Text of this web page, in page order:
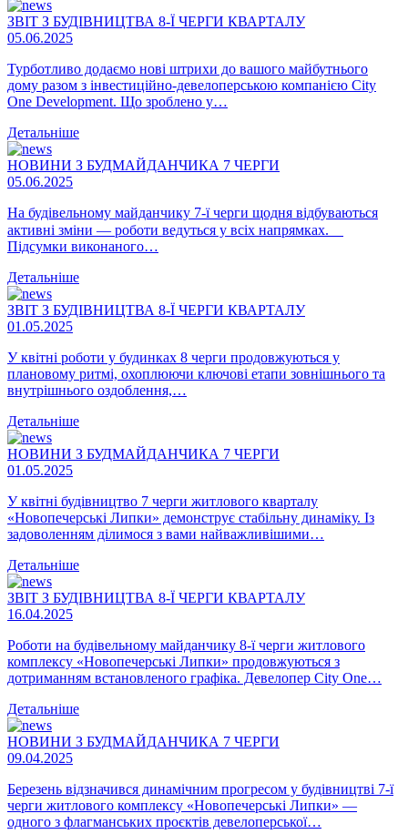
ЗВІТ З БУДІВНИЦТВА 8-Ї ЧЕРГИ КВАРТАЛУ
05.06.2025
Турботливо додаємо нові штрихи до вашого майбутнього
дому разом з інвестиційно-девелоперською компанією City
One Development. Що зроблено у…
Детальніше
НОВИНИ З БУДМАЙДАНЧИКА 7 ЧЕРГИ
05.06.2025
На будівельному майданчику 7-ї черги щодня відбуваються
активні зміни — роботи ведуться у всіх напрямках. ⠀
Підсумки виконаного…
Детальніше
ЗВІТ З БУДІВНИЦТВА 8-Ї ЧЕРГИ КВАРТАЛУ
01.05.2025
У квітні роботи у будинках 8 черги продовжуються у
плановому ритмі, охоплюючи ключові етапи зовнішнього та
внутрішнього оздоблення,…
Детальніше
НОВИНИ З БУДМАЙДАНЧИКА 7 ЧЕРГИ
01.05.2025
У квітні будівництво 7 черги житлового кварталу
«Новопечерські Липки» демонструє стабільну динаміку. Із
задоволенням ділимося з вами найважливішими…
Детальніше
ЗВІТ З БУДІВНИЦТВА 8-Ї ЧЕРГИ КВАРТАЛУ
16.04.2025
Роботи на будівельному майданчику 8-ї черги житлового
комплексу «Новопечерські Липки» продовжуються з
дотриманням встановленого графіка. Девелопер City One…
Детальніше
НОВИНИ З БУДМАЙДАНЧИКА 7 ЧЕРГИ
09.04.2025
Березень відзначився динамічним прогресом у будівництві 7-ї
черги житлового комплексу «Новопечерські Липки» —
одного з флагманських проєктів девелоперської…